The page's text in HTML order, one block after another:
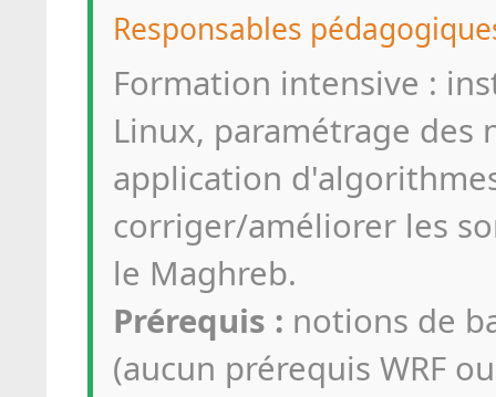
Responsables
Formation intensive :
Linux, paramétrage des
application
corriger/améliorer les
le Maghreb.
Prérequis : notions de
(aucun prérequis WRF